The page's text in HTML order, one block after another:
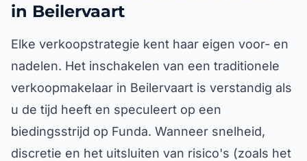
in Beilervaart
Elke verkoopstrategie kent haar eigen voor- en
nadelen. Het inschakelen van een traditionele
verkoopmakelaar in Beilervaart is verstandig als
u de tijd heeft en speculeert op een
biedingsstrijd op Funda. Wanneer snelheid,
discretie en het uitsluiten van risico's (zoals het